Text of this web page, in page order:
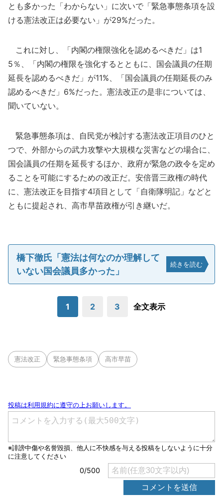
とも多かった「わからない」に次いで「緊急事態条項を設
ける憲法改正は必要ない」が29%だった。
これに対し、「内閣の権限強化を認めるべきだ」は1
5％、「内閣の権限を強化するとともに、国会議員の任期
延長を認めるべきだ」が11%、「国会議員の任期延長のみ
認めるべきだ」6%だった。憲法改正の是非については、
聞いていない。
緊急事態条項は、自民党が検討する憲法改正項目のひと
つで、外部からの武力攻撃や大規模な災害などの場合に、
国会議員の任期を延長するほか、政府が緊急の政令を定め
ることを可能にするための改正だ。安倍晋三政権の時代
に、憲法改正を目指す4項目として「自衛隊明記」などと
ともに提起され、高市早苗政権が引き継いだ。
橋下徹氏「憲法は何なのか理解して
いない国会議員多かった」
続きを読む
1 2 3 全文表示
憲法改正 緊急事態条項 高市早苗